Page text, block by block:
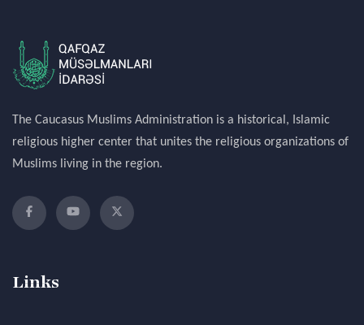
The Caucasus Muslims Administration is a historical, Islamic
religious higher center that unites the religious organizations of
Muslims living in the region.
Links